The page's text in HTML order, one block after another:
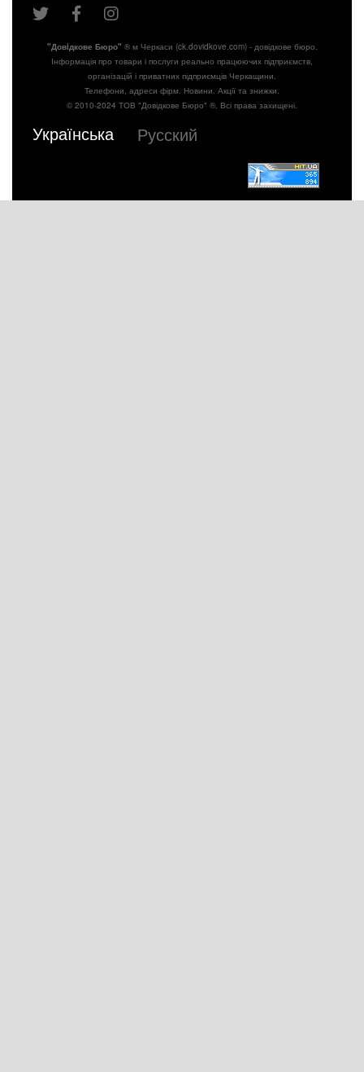
"Довiдкове Бюро"® м Черкаси (ck.dovidkove.com) - довідкове бюро.
Інформація про товари і послуги реально працюючих підприємств,
організацій і приватних підприємців Черкащини.
Телефони, адреси фірм. Новини. Акції та знижки.
© 2010-2024 ТОВ "Довідкове Бюро" ®. Всі права захищені.
Українська Русский